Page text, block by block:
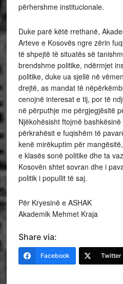
përhershme institucionale.
Duke parë këtë rrethanë,
Arteve e Kosovës ngre zërin
të shpejtë të situatës së
brendshme politike, ndërmjet
politike, duke ua sjellë në
drejtë, as mandat të
cenojnë interesat e tij, por të
në përputhje me përgjegjësitë
Njëkohësisht ftojmë
përkrahësit e fuqishëm të
kenë mirëkuptim për
e klasës sonë politike dhe ta
Kosovën shtet sovran dhe i
politik i popullit të saj.
Për Kryesinë e ASHAK
Akademik Mehmet Kraja
Share via:
Facebook Twitter